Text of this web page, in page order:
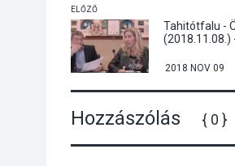
ELŐZŐ
Tahitótfalu -
(2018.11.08.)
2018 NOV 09
Hozzászólás { 0 }